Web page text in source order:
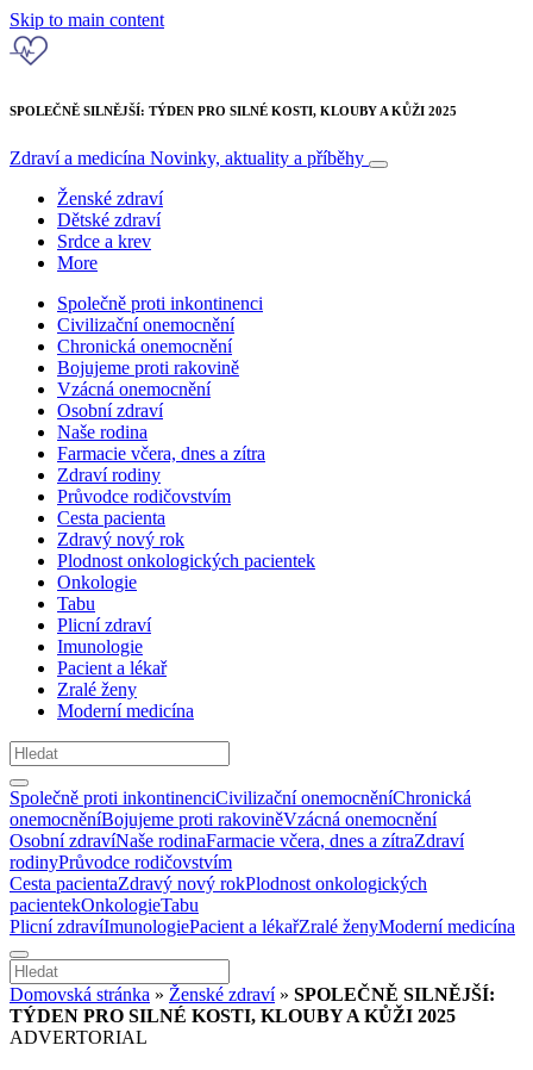
Skip to main content
SPOLEČNĚ SILNĚJŠÍ: TÝDEN PRO SILNÉ KOSTI, KLOUBY A KŮŽI 2025
Zdraví a medicína Novinky, aktuality a příběhy
Ženské zdraví
Dětské zdraví
Srdce a krev
More
Společně proti inkontinenci
Civilizační onemocnění
Chronická onemocnění
Bojujeme proti rakovině
Vzácná onemocnění
Osobní zdraví
Naše rodina
Farmacie včera, dnes a zítra
Zdraví rodiny
Průvodce rodičovstvím
Cesta pacienta
Zdravý nový rok
Plodnost onkologických pacientek
Onkologie
Tabu
Plicní zdraví
Imunologie
Pacient a lékař
Zralé ženy
Moderní medicína
Společně proti inkontinenciCivilizační onemocněníChronická
onemocněníBojujeme proti rakoviněVzácná onemocnění
Osobní zdravíNaše rodinaFarmacie včera, dnes a zítraZdraví
rodinyPrůvodce rodičovstvím
Cesta pacientaZdravý nový rokPlodnost onkologických
pacientekOnkologieTabu
Plicní zdravíImunologiePacient a lékařZralé ženyModerní medicína
Domovská stránka » Ženské zdraví» SPOLEČNĚ SILNĚJŠÍ:
TÝDEN PRO SILNÉ KOSTI, KLOUBY A KŮŽI 2025
ADVERTORIAL